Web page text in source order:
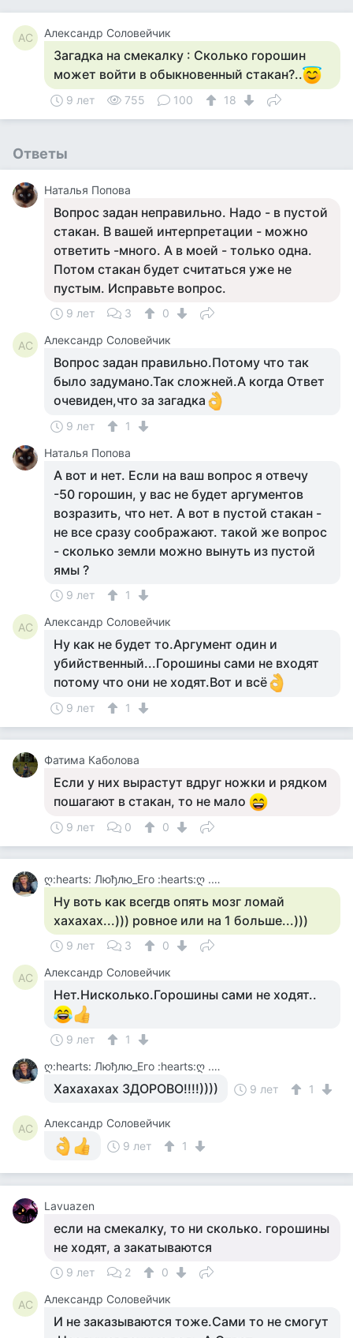
АС Александр Соловейчик
Загадка на смекалку : Сколько горошин
может войти в обыкновенный стакан?..
9 лет 755 100 18
Ответы
Наталья Попова
Вопрос задан неправильно. Надо - в пустой
стакан. В вашей интерпретации - можно
ответить -много. А в моей - только одна.
Потом стакан будет считаться уже не
пустым. Исправьте вопрос.
9 лет 3 0
АС Александр Соловейчик
Вопрос задан правильно.Потому что так
было задумано.Так сложней.А когда Ответ
очевиден,что за загадка
9 лет
1
Наталья Попова
А вот и нет. Если на ваш вопрос я отвечу
-50 горошин, у вас не будет аргументов
возразить, что нет. А вот в пустой стакан -
не все сразу соображают. такой же вопрос
- сколько земли можно вынуть из пустой
ямы ?
9 лет 1
АС Александр Соловейчик
Ну как не будет то.Аргумент один и
убийственный...Горошины сами не входят
потому что они не ходят.Вот и всё
9 лет 1
Фатима Каболова
Если у них вырастут вдруг ножки и рядком
пошагают в стакан, то не мало
9 лет 0 0
ღ:hearts: Люђлю_Его :hearts:ღ .....
Ну воть как всегдв опять мозг ломай
хахахах...))) ровное или на 1 больше...)))
9 лет 3 0
АС Александр Соловейчик
Нет.Нисколько.Горошины сами не ходят..
9 лет
1
ღ:hearts: Люђлю_Его :hearts:ღ .....
Хахахахах ЗДОРОВО!!!!)))) 9 лет 1
АС
Александр Соловейчик
9 лет
1
Lavuazen
если на смекалку, то ни сколько. горошины
не ходят, а закатываются
9 лет 2 0
АС Александр Соловейчик
И не заказываются тоже.Сами то не смогут